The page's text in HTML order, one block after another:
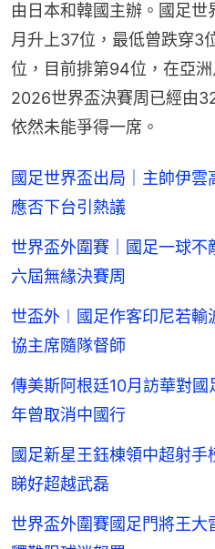
由日本和韓國主辦。國足
月升上37位，最低曾跌穿3
位，目前排第94位，在亞洲
2026世界盃決賽周已經由
依然未能爭得一席。
國足世界盃出局｜主帥伊
應否下台引熱議
世界盃外圍賽｜國足一球
六屆無緣決賽周
世盃外︱國足作客印尼若
協主席隨隊督師
傳美斯阿根廷10月訪華對
年曾取消中國行
國足新星王鈺棟領中超射
睇好超越武磊
世界盃外圍賽國足門將王